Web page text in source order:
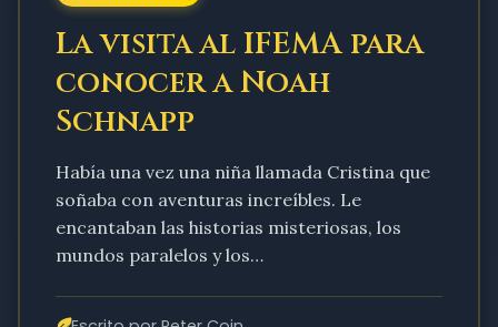
La visita al IFEMA para
conocer a Noah
Schnapp
Había una vez una niña llamada Cristina que
soñaba con aventuras increíbles. Le
encantaban las historias misteriosas, los
mundos paralelos y los…